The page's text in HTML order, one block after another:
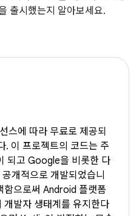
출시했는지 알아보세요.
스에 따라 무료로 제공되
. 이 프로젝트의 코드는 주
되고 Google을 비롯한 다
개적으로 개발되었습니
으로써 Android 플랫폼
개발자 생태계를 유지한다